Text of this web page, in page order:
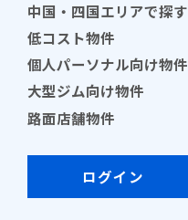
中国・四国エリアで探す
低コスト物件
個人パーソナル向け物件
大型ジム向け物件
路面店舗物件
ログイン